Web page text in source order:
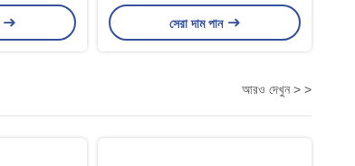
সেরা দাম পান
আরও দেখুন > >